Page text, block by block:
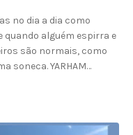
no dia a dia como
quando alguém espirra e
são normais, como
soneca. YARHAM…